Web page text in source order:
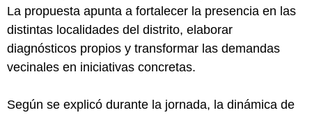
La propuesta apunta a fortalecer la presencia en las
distintas localidades del distrito, elaborar
diagnósticos propios y transformar las demandas
vecinales en iniciativas concretas.
Según se explicó durante la jornada, la dinámica de